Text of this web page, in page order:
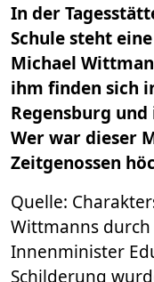
In der
Schule steht
Michael
ihm finden sich
Regensburg
Wer war dieser
Zeitgenossen
Quelle:
Wittmanns
Innenminister
Schilderung